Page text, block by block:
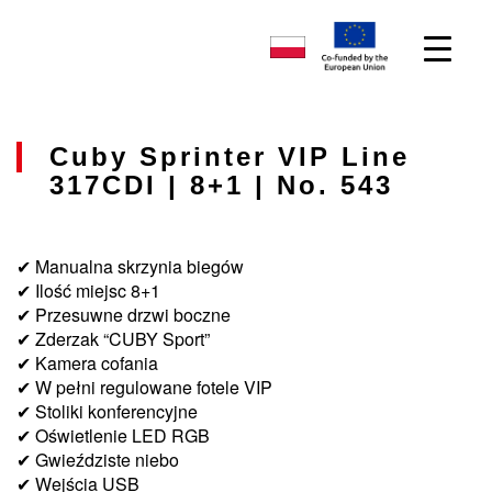
Cuby Sprinter VIP Line
317CDI | 8+1 | No. 543
✔ Manualna skrzynia biegów
✔ Ilość miejsc 8+1
✔ Przesuwne drzwi boczne
✔ Zderzak “CUBY Sport”
✔ Kamera cofania
✔ W pełni regulowane fotele VIP
✔ Stoliki konferencyjne
✔ Oświetlenie LED RGB
✔ Gwieździste niebo
✔ Wejścia USB